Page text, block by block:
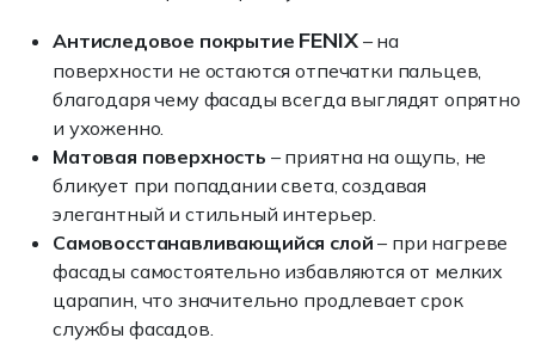
Антиследовое покрытие FENIX– на
поверхности не остаются отпечатки пальцев,
благодаря чему фасады всегда выглядят опрятно
и ухоженно.
Матовая поверхность – приятна на ощупь, не
бликует при попадании света, создавая
элегантный и стильный интерьер.
Самовосстанавливающийся слой – при нагреве
фасады самостоятельно избавляются от мелких
царапин, что значительно продлевает срок
службы фасадов.